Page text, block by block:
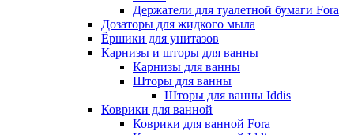
Держатели для туалетной бумаги Fora
Дозаторы для жидкого мыла
Ёршики для унитазов
Карнизы и шторы для ванны
Карнизы для ванны
Шторы для ванны
Шторы для ванны Iddis
Коврики для ванной
Коврики для ванной Fora